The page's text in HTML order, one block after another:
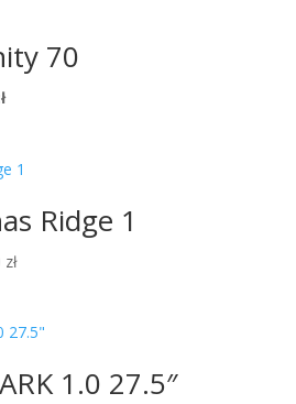
70
Aktualna
1999,00 zł.
Ridge 1
złZakres
1599,00 zł
1999,00 zł1.0 27.5″